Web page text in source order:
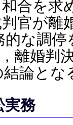
合を求
官が離
な調
離婚判
論とな
務